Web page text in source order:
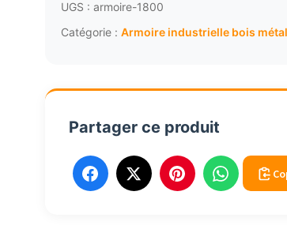
acier
bois
UGS : armoire-1800
Catégorie : Armoire industrielle bois métal
Partager ce produit